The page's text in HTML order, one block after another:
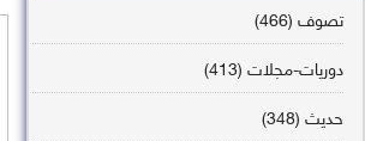
تصوف (466)
دوريات-مجلات (413)
حديث (348)